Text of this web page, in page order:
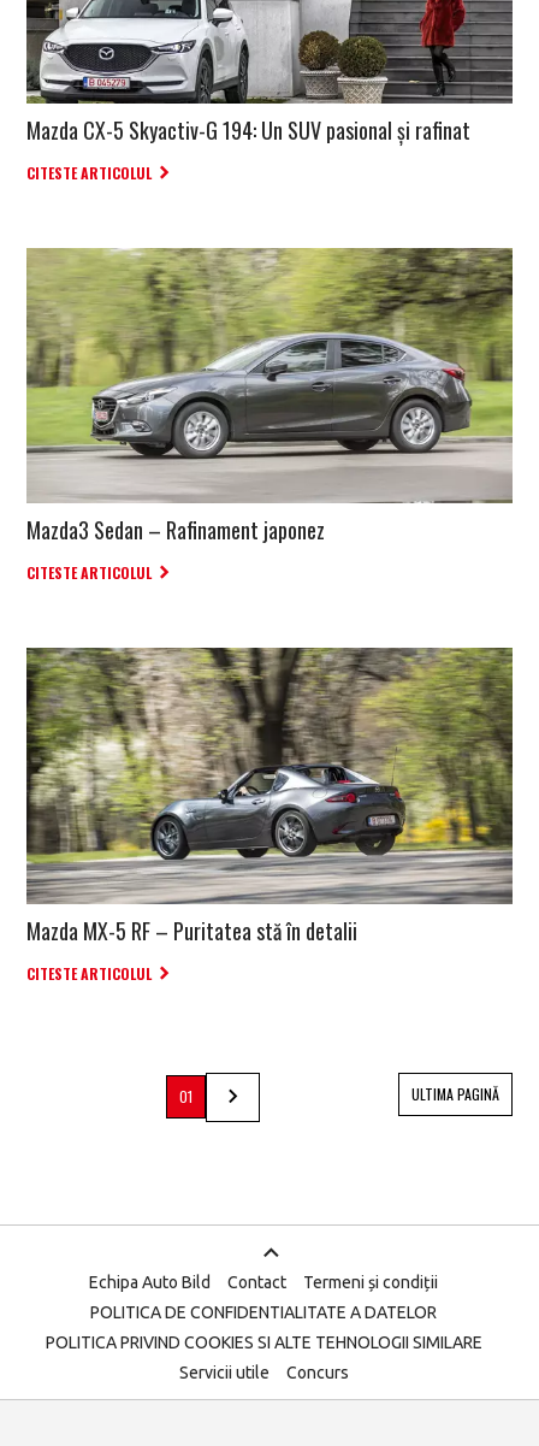
Mazda CX-5 Skyactiv-G 194: Un SUV pasional și rafinat
CITESTE ARTICOLUL
Mazda3 Sedan – Rafinament japonez
CITESTE ARTICOLUL
Mazda MX-5 RF – Puritatea stă în detalii
CITESTE ARTICOLUL
01 ULTIMA PAGINĂ
Echipa Auto Bild Contact
Termeni și condiții
POLITICA DE CONFIDENTIALITATE A DATELOR
POLITICA PRIVIND COOKIES SI ALTE TEHNOLOGII SIMILARE
Servicii utile
Concurs